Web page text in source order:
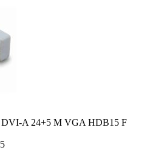
A 24+5 M VGA HDB15 F